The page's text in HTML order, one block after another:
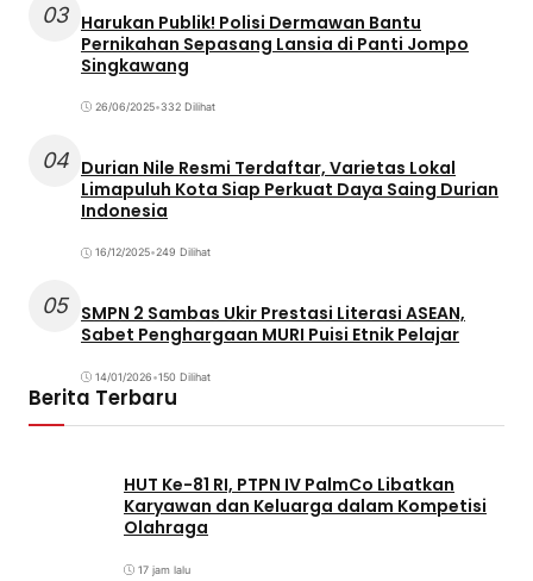
03 Harukan Publik! Polisi Dermawan Bantu
Pernikahan Sepasang Lansia di Panti Jompo
Singkawang
26/06/2025•332 Dilihat
04 Durian Nile Resmi Terdaftar, Varietas Lokal
Limapuluh Kota Siap Perkuat Daya Saing Durian
Indonesia
16/12/2025•249 Dilihat
05 SMPN 2 Sambas Ukir Prestasi Literasi ASEAN,
Sabet Penghargaan MURI Puisi Etnik Pelajar
14/01/2026•150 Dilihat
Berita Terbaru
HUT Ke-81 RI, PTPN IV PalmCo Libatkan
Karyawan dan Keluarga dalam Kompetisi
Olahraga
17 jam lalu